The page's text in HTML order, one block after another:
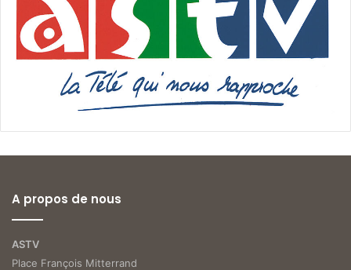
A propos de nous
ASTV
Place François Mitterrand